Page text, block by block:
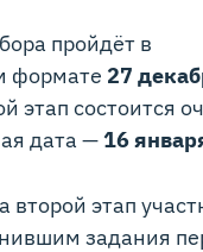
пройдёт в
формате 27
этап состоится
дата —16
второй этап
задания